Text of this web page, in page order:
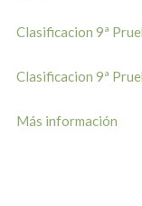
Clasificacion 9ª
Clasificacion 9ª
Más información